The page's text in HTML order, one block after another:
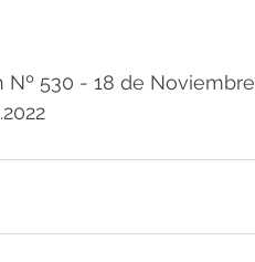
Nº 530 - 18 de Noviembre